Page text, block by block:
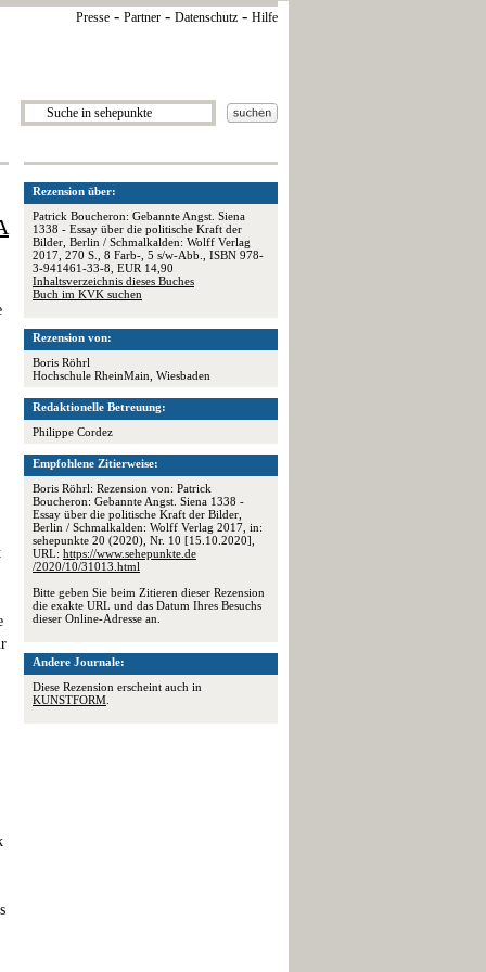
Presse - Partner - Datenschutz - Hilfe
Rezension über:
Patrick Boucheron: Gebannte Angst. Siena
1338 - Essay über die politische Kraft der
Bilder, Berlin / Schmalkalden: Wolff Verlag
2017, 270 S., 8 Farb-, 5 s/w-Abb., ISBN 978-
3-941461-33-8, EUR 14,90
Inhaltsverzeichnis dieses Buches
Buch im KVK suchen
Rezension von:
Boris Röhrl
Hochschule RheinMain, Wiesbaden
Redaktionelle Betreuung:
Philippe Cordez
Empfohlene Zitierweise:
Boris Röhrl: Rezension von: Patrick
Boucheron: Gebannte Angst. Siena 1338 -
Essay über die politische Kraft der Bilder,
Berlin / Schmalkalden: Wolff Verlag 2017, in:
sehepunkte 20 (2020), Nr. 10 [15.10.2020],
URL: https://www.sehepunkte.de
/2020/10/31013.html
Bitte geben Sie beim Zitieren dieser Rezension
die exakte URL und das Datum Ihres Besuchs
dieser Online-Adresse an.
Andere Journale:
Diese Rezension erscheint auch in
KUNSTFORM